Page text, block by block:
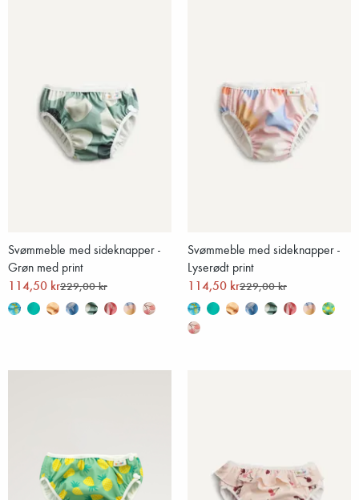
Svømmeble med sideknapper -
Grøn med print
114,50 kr229,00 kr
Svømmeble med sideknapper -
Lyserødt print
114,50 kr229,00 kr